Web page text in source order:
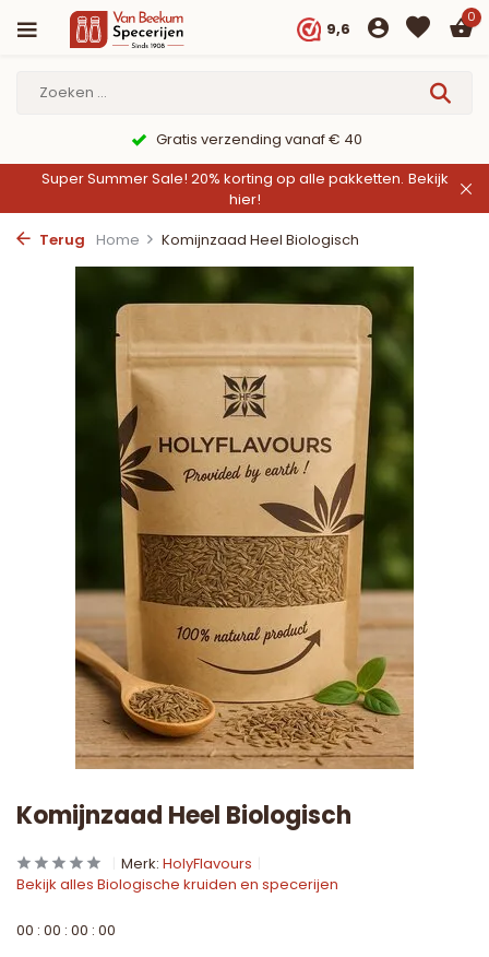
9,6
0
Gratis verzending vanaf € 40
Super Summer Sale! 20% korting op alle pakketten. Bekijk
hier!
Terug
Home Komijnzaad Heel Biologisch
Komijnzaad Heel Biologisch
Merk: HolyFlavours
Bekijk alles Biologische kruiden en specerijen
00 : 00 : 00 : 00